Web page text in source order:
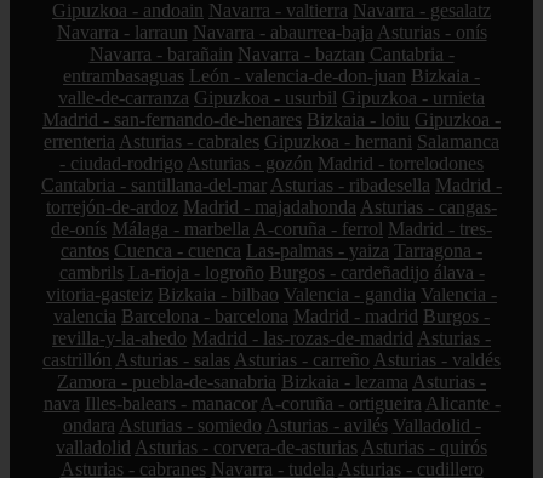
Gipuzkoa - andoain Navarra - valtierra Navarra - gesalatz
Navarra - larraun Navarra - abaurrea-baja Asturias - onís
Navarra - barañain Navarra - baztan Cantabria -
entrambasaguas León - valencia-de-don-juan Bizkaia -
valle-de-carranza Gipuzkoa - usurbil Gipuzkoa - urnieta
Madrid - san-fernando-de-henares Bizkaia - loiu Gipuzkoa -
errenteria Asturias - cabrales Gipuzkoa - hernani Salamanca
- ciudad-rodrigo Asturias - gozón Madrid - torrelodones
Cantabria - santillana-del-mar Asturias - ribadesella Madrid -
torrejón-de-ardoz Madrid - majadahonda Asturias - cangas-
de-onís Málaga - marbella A-coruña - ferrol Madrid - tres-
cantos Cuenca - cuenca Las-palmas - yaiza Tarragona -
cambrils La-rioja - logroño Burgos - cardeñadijo álava -
vitoria-gasteiz Bizkaia - bilbao Valencia - gandia Valencia -
valencia Barcelona - barcelona Madrid - madrid Burgos -
revilla-y-la-ahedo Madrid - las-rozas-de-madrid Asturias -
castrillón Asturias - salas Asturias - carreño Asturias - valdés
Zamora - puebla-de-sanabria Bizkaia - lezama Asturias -
nava Illes-balears - manacor A-coruña - ortigueira Alicante -
ondara Asturias - somiedo Asturias - avilés Valladolid -
valladolid Asturias - corvera-de-asturias Asturias - quirós
Asturias - cabranes Navarra - tudela Asturias - cudillero